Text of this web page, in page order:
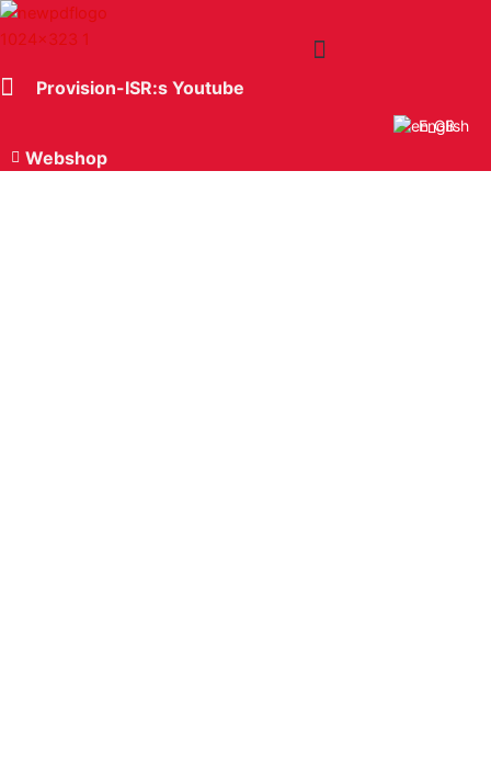
Hoppa
till
Provision-ISR:s Youtube
English
Webshop